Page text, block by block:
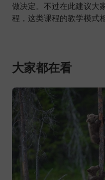
做决定。不过在此建议大
程，这类课程的教学模式